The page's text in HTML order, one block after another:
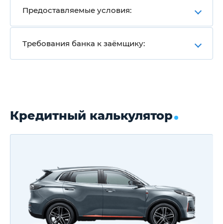
Предоставляемые условия:
Требования банка к заёмщику:
Кредитный калькулятор